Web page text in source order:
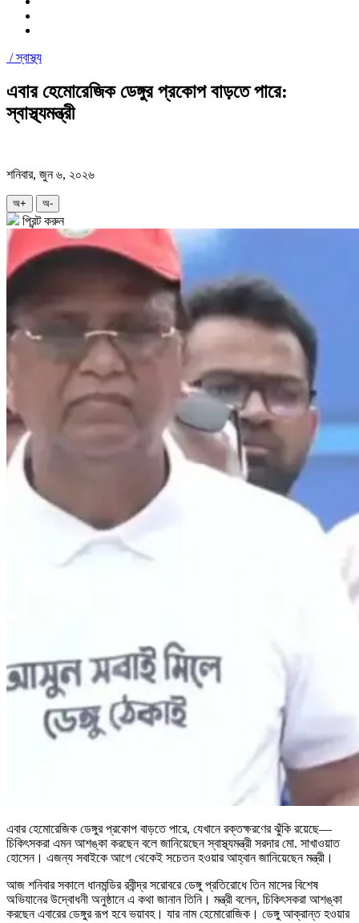
/স্বাস্থ্য
এবার হেমোরেজিক ডেঙ্গুর প্রকোপ বাড়তে পারে:
স্বাস্থ্যমন্ত্রী
শনিবার, জুন ৬, ২০২৬
অ+ অ-
প্রিন্ট করুন
এবার হেমোরেজিক ডেঙ্গুর প্রকোপ বাড়তে পারে, যেখানে রক্তক্ষরণের ঝুঁকি রয়েছে—
চিকিৎসকরা এমন আশঙ্কা করছেন বলে জানিয়েছেন স্বাস্থ্যমন্ত্রী সরদার মো. সাখাওয়াত
হোসেন। এজন্য সবাইকে আগে থেকেই সচেতন হওয়ার আহ্বান জানিয়েছেন মন্ত্রী।
আজ শনিবার সকালে ধানমন্ডির রবীন্দ্র সরোবরে ডেঙ্গু প্রতিরোধে তিন মাসের বিশেষ
অভিযানের উদ্বোধনী অনুষ্ঠানে এ কথা জানান তিনি। মন্ত্রী বলেন, চিকিৎসকরা আশঙ্কা
করছেন এবারের ডেঙ্গুর রূপ হবে ভয়াবহ। যার নাম হেমোরোজিক। ডেঙ্গু আক্রান্ত হওয়ার